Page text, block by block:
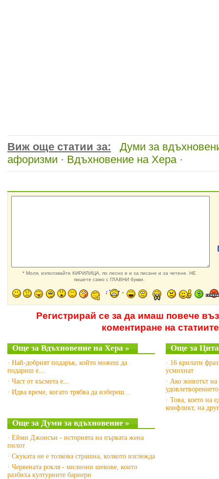
Виж още статии за:
Думи за
афоризми · Вдъхновение на Хера·
* Моля, използвайте КИРИЛИЦА, по лесно е и за писане и за четене. НЕ
пишете само с ГЛАВНИ букви.
Регистрирай се за да имаш повече
коментиране на статиите
Още за Вдъхновение на Хера »
· Най-добрият подарък, който можеш да
подариш е...
· Част от късмета е...
· Идва време, когато трябва да избереш...
Още за
· 16 крилати
усмихнат
· Ако животът на
удовлетворението
· Това, което на
конфликт, на
Още за Думи за вдъхновение »
· Ейми Джонсън - историята на първата жена
пилот
· Скуката не е толкова страшна, колкото изглежда
· Червената рокля - милиони шевове, които
разбиха културните бариери